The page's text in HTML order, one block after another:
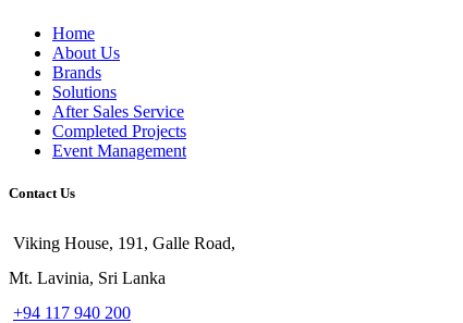
Home
About Us
Brands
Solutions
After Sales Service
Completed Projects
Event Management
Contact Us
Viking House, 191, Galle Road,
Mt. Lavinia, Sri Lanka
+94 117 940 200